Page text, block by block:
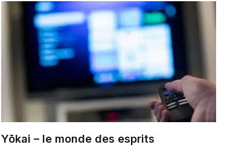
Yōkai – le monde des esprits